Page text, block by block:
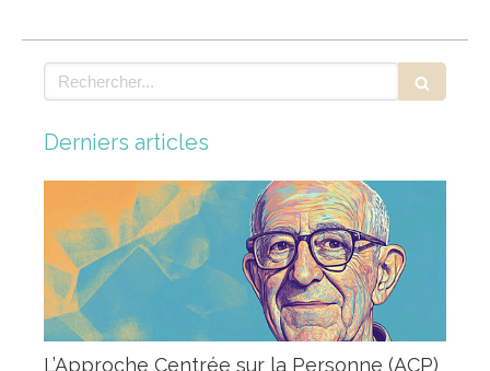
Rechercher
Derniers articles
L’Approche Centrée sur la Personne (ACP)